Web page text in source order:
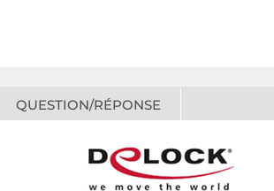
QUESTION/RÉPONSE